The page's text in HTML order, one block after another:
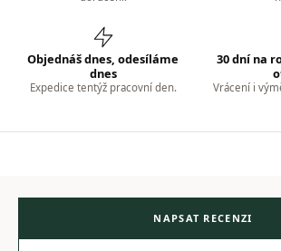
Objednáš dnes, odesíláme
dnes
Expedice tentýž pracovní den.
30 dní na
Vrácení i
NAPSAT RECENZI